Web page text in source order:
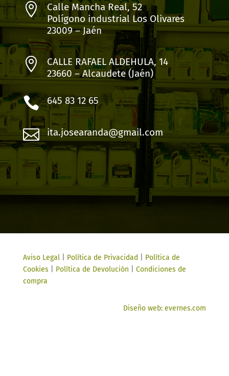

Calle Mancha Real, 52
Polígono industrial Los Olivares
23009 – Jaén

CALLE RAFAEL ALDEHULA, 14
23660 – Alcaudete (Jaén)
 645 83 12 65
 ita.josearanda@gmail.com
Aviso Legal| Política de Privacidad
Política de
Cookies
Política de Devolución
Condiciones de
compra
Diseño web: evernes.com